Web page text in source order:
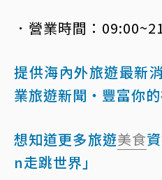
．營業時間：
提供海內外旅遊最新
業旅遊新聞‧豐富你
想知道更多旅遊美食
n走跳世界」